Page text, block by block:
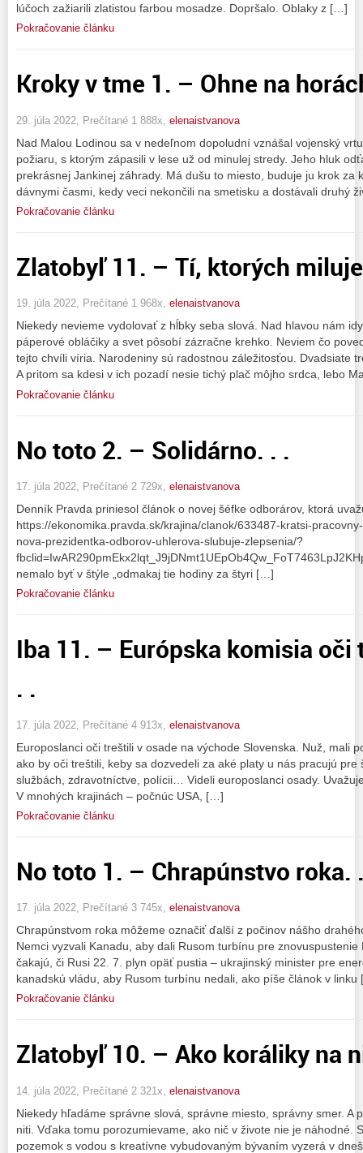
lúčoch zažiarili zlatistou farbou mosadze. Dopršalo. Oblaky z […]
Pokračovanie článku
Kroky v tme 1. – Ohne na
29. júla 2022, Prečítané 1 888x, elenaistvanova
Nad Malou Lodinou sa v nedeľnom dopoludní vznášal vojenský
požiaru, s ktorým zápasili v lese už od minulej stredy. Jeho hluk
prekrásnej Jankinej záhrady. Má dušu to miesto, buduje ju krok za
dávnymi časmi, kedy veci nekončili na smetisku a dostávali druhý
Pokračovanie článku
Zlatobyľ 11. – Tí, ktorých
19. júla 2022, Prečítané 1 968x, elenaistvanova
Niekedy nevieme vydolovať z hĺbky seba slová. Nad hlavou nám
páperové obláčiky a svet pôsobí zázračne krehko. Neviem čo
tejto chvíli víria. Narodeniny sú radostnou záležitosťou. Dvadsiate
A pritom sa kdesi v ich pozadí nesie tichý plač môjho srdca, lebo
Pokračovanie článku
No toto 2. – Solidárno. . .
17. júla 2022, Prečítané 2 729x, elenaistvanova
Denník Pravda priniesol článok o novej šéfke odborárov, ktorá
https://ekonomika.pravda.sk/krajina/clanok/633487-kratsi-
nova-prezidentka-odborov-uhlerova-slubuje-zlepsenia/?
nemalo byť v štýle „odmakaj tie hodiny za štyri […]
Pokračovanie článku
Iba 11. – Európska komisia oči
. .
17. júla 2022, Prečítané 4 913x, elenaistvanova
Europoslanci oči treštili v osade na východe Slovenska. Nuž, mali
ako by oči treštili, keby sa dozvedeli za aké platy u nás pracujú
službách, zdravotníctve, polícii… Videli europoslanci osady.
V mnohých krajinách – počnúc USA, […]
Pokračovanie článku
No toto 1. – Chrapúnstvo roka.
17. júla 2022, Prečítané 3 745x, elenaistvanova
Chrapúnstvom roka môžeme označiť ďalší z počinov nášho
Nemci vyzvali Kanadu, aby dali Rusom turbínu pre
čakajú, či Rusi 22. 7. plyn opäť pustia – ukrajinský minister pre
kanadskú vládu, aby Rusom turbínu nedali, ako píše článok v
Pokračovanie článku
Zlatobyľ 10. – Ako koráliky na
14. júla 2022, Prečítané 2 321x, elenaistvanova
Niekedy hľadáme správne slová, správne miesto, správny smer. A
niti. Vďaka tomu porozumievame, ako nič v živote nie je náhodné.
pozemok s vodou s kreatívne vybudovaným bývaním vyzerá v